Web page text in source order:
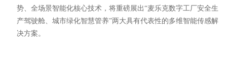
势、全场景智能化核心技术，将重磅展出“麦乐克数字工厂安全生
产驾驶舱、城市绿化智慧管养”两大具有代表性的多维智能传感解
决方案。